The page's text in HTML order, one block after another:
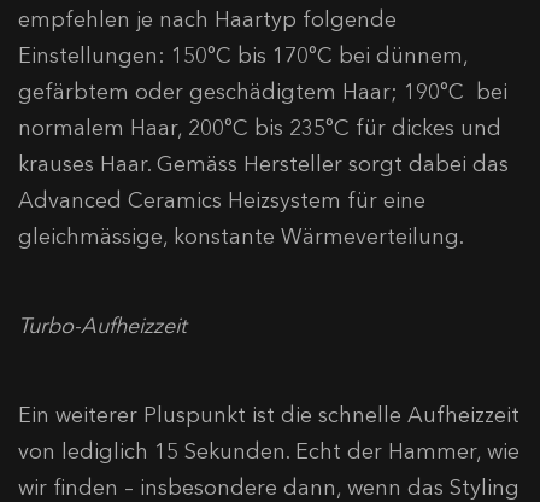
empfehlen je nach Haartyp folgende
Einstellungen: 150°C bis 170°C bei dünnem,
gefärbtem oder geschädigtem Haar; 190°C bei
normalem Haar, 200°C bis 235°C für dickes und
krauses Haar. Gemäss Hersteller sorgt dabei das
Advanced Ceramics Heizsystem für eine
gleichmässige, konstante Wärmeverteilung.
Turbo-Aufheizzeit
Ein weiterer Pluspunkt ist die schnelle Aufheizzeit
von lediglich 15 Sekunden. Echt der Hammer, wie
wir finden – insbesondere dann, wenn das Styling